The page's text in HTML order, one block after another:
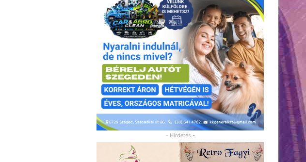
- Hirdetés -